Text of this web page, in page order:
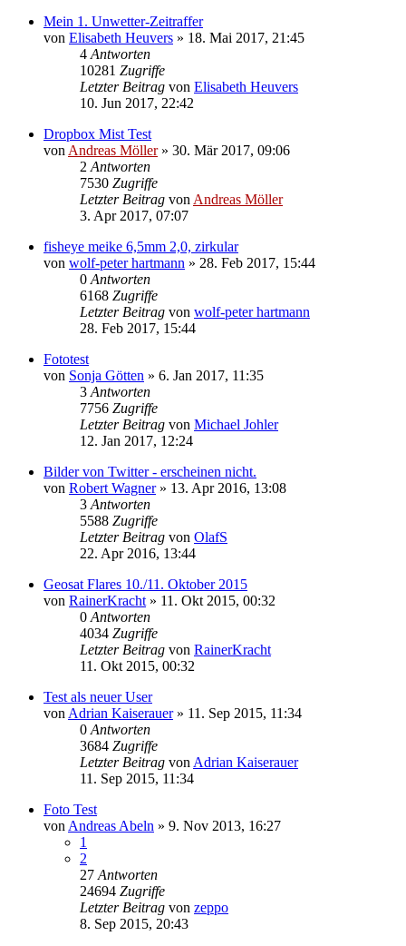
Mein 1. Unwetter-Zeitraffer
von Elisabeth Heuvers » 18. Mai 2017, 21:45
4 Antworten
10281 Zugriffe
Letzter Beitrag von Elisabeth Heuvers
10. Jun 2017, 22:42
Dropbox Mist Test
von Andreas Möller» 30. Mär 2017, 09:06
2 Antworten
7530 Zugriffe
Letzter Beitrag von Andreas Möller
3. Apr 2017, 07:07
fisheye meike 6,5mm 2,0, zirkular
von wolf-peter hartmann » 28. Feb 2017, 15:44
0 Antworten
6168 Zugriffe
Letzter Beitrag von wolf-peter hartmann
28. Feb 2017, 15:44
Fototest
von Sonja Götten » 6. Jan 2017, 11:35
3 Antworten
7756 Zugriffe
Letzter Beitrag von Michael Johler
12. Jan 2017, 12:24
Bilder von Twitter - erscheinen nicht.
von Robert Wagner» 13. Apr 2016, 13:08
3 Antworten
5588 Zugriffe
Letzter Beitrag von OlafS
22. Apr 2016, 13:44
Geosat Flares 10./11. Oktober 2015
von RainerKracht » 11. Okt 2015, 00:32
0 Antworten
4034 Zugriffe
Letzter Beitrag von RainerKracht
11. Okt 2015, 00:32
Test als neuer User
von Adrian Kaiserauer» 11. Sep 2015, 11:34
0 Antworten
3684 Zugriffe
Letzter Beitrag von Adrian Kaiserauer
11. Sep 2015, 11:34
Foto Test
von Andreas Abeln » 9. Nov 2013, 16:27
1
2
27 Antworten
24694 Zugriffe
Letzter Beitrag von zeppo
8. Sep 2015, 20:43